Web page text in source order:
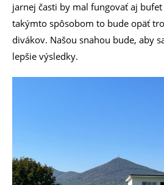
jarnej časti by mal fungovať aj
takýmto spôsobom to bude opäť
divákov. Našou snahou bude, aby
lepšie výsledky.